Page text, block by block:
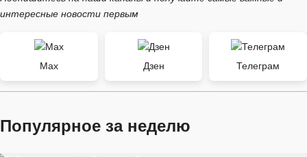
интересные новости первым
Max Дзен Телеграм
Популярное за неделю